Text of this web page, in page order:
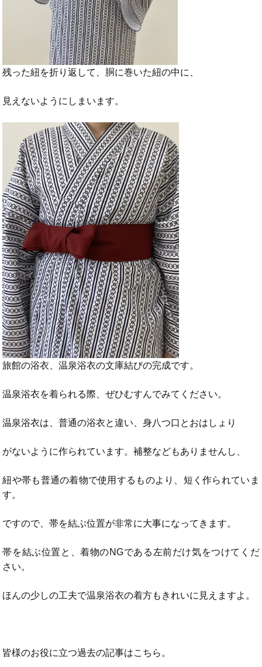
残った紐を折り返して、胴に巻いた紐の中に、
見えないようにしまいます。
旅館の浴衣、温泉浴衣の文庫結びの完成です。
温泉浴衣を着られる際、ぜひむすんでみてください。
温泉浴衣は、普通の浴衣と違い、身八つ口とおはしょり
がないように作られています。補整などもありませんし、
紐や帯も普通の着物で使用するものより、短く作られていま
す。
ですので、帯を結ぶ位置が非常に大事になってきます。
帯を結ぶ位置と、着物のNGである左前だけ気をつけてくだ
さい。
ほんの少しの工夫で温泉浴衣の着方もきれいに見えますよ。
皆様のお役に立つ過去の記事はこちら。